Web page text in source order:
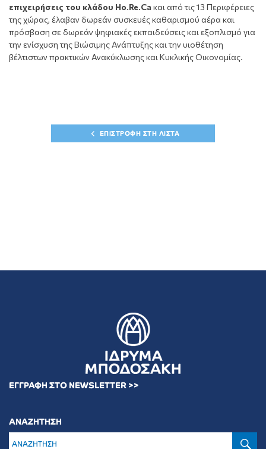
επιχειρήσεις του κλάδου Ho.Re.Caκαι από τις 13 Περιφέρειες
της χώρας, έλαβαν δωρεάν συσκευές καθαρισμού αέρα και
πρόσβαση σε δωρεάν ψηφιακές εκπαιδεύσεις και εξοπλισμό για
την ενίσχυση της Βιώσιμης Ανάπτυξης και την υιοθέτηση
βέλτιστων πρακτικών Ανακύκλωσης και Κυκλικής Οικονομίας.
ΕΠΙΣΤΡΟΦΗ ΣΤΗ ΛΙΣΤΑ
ΕΓΓΡΑΦΗ ΣΤΟ NEWSLETTER >>
ΑΝΑΖΗΤΗΣΗ